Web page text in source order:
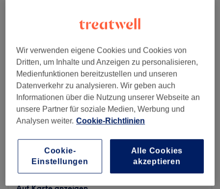
Freitag
10:00– 20:00
Samstag
10:00–20:00
Sonntag
Geschlossen
HANIE Nails ist ein renommiertes Nagelstudio, das sich
in der pulsierenden Stadt Frankfurt am Main befindet.
Mit seiner erstklassigen Lage bietet es seinen Kunden
städtischen Trubels.
Nächste öffentliche Verkehrsmittel:
V Nail Lounge
1266 Bewertungen
Bockenheim, Frankfurt am Main
Wir verwenden eigene Cookies und Cookies von
Dritten, um Inhalte und Anzeigen zu personalisieren,
Medienfunktionen bereitzustellen und unseren
Datenverkehr zu analysieren. Wir geben auch
Informationen über die Nutzung unserer Webseite an
unsere Partner für soziale Medien, Werbung und
Analysen weiter. Cookie-Richtlinien
Cookie-
Einstellungen
Alle Cookies
akzeptieren